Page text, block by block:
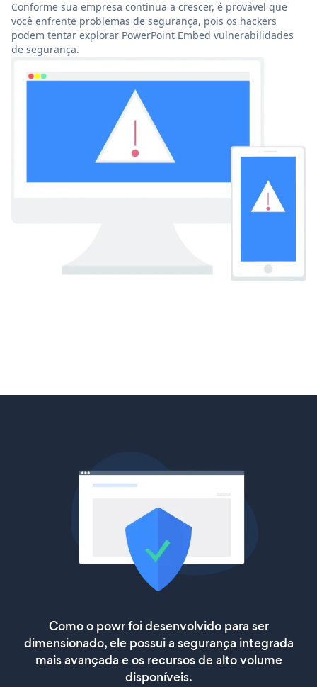
Conforme sua empresa continua a crescer, é provável que
você enfrente problemas de segurança, pois os hackers
podem tentar explorar PowerPoint Embed vulnerabilidades
de segurança.
Como o powr foi desenvolvido para ser
dimensionado, ele possui a segurança integrada
mais avançada e os recursos de alto volume
disponíveis.